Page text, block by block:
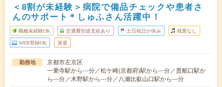
＜8割が未経験＞病院で備品チェックや患者さ
んのサポート＊しゅふさん活躍中！
職種未経験OK 交通費別途支給あり 土日祝日が休み 残業なし
WEB登録OK 派遣
勤務地
京都市左京区
一乗寺駅から---分／松ケ崎(京都府)駅から---分／貴船口駅か
ら---分／木野駅から---分／八瀬比叡山口駅から---分